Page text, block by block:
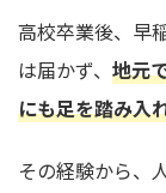
高校卒業後、早
は届かず、 地元
にも足を踏み入
その経験から、